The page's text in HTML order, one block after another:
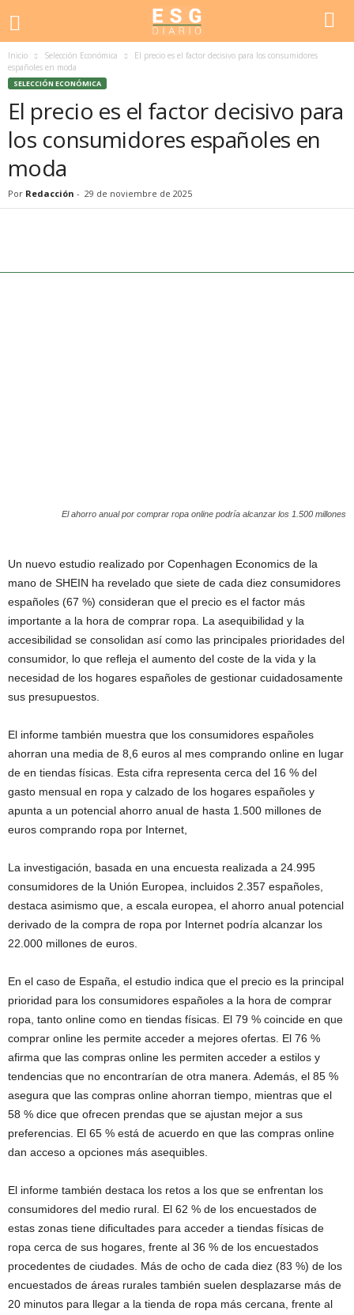
Inicio Selección Económica
El precio es el factor decisivo para los consumidores
españoles en moda
SELECCIÓN ECONÓMICA
El precio es el factor decisivo para
los consumidores españoles en
moda
Por Redacción - 29 de noviembre de 2025
El ahorro anual por comprar ropa online podría alcanzar los 1.500 millones
Un nuevo estudio realizado por Copenhagen Economics de la
mano de SHEIN ha revelado que siete de cada diez consumidores
españoles (67 %) consideran que el precio es el factor más
importante a la hora de comprar ropa. La asequibilidad y la
accesibilidad se consolidan así como las principales prioridades del
consumidor, lo que refleja el aumento del coste de la vida y la
necesidad de los hogares españoles de gestionar cuidadosamente
sus presupuestos.
El informe también muestra que los consumidores españoles
ahorran una media de 8,6 euros al mes comprando online en lugar
de en tiendas físicas. Esta cifra representa cerca del 16 % del
gasto mensual en ropa y calzado de los hogares españoles y
apunta a un potencial ahorro anual de hasta 1.500 millones de
euros comprando ropa por Internet,
La investigación, basada en una encuesta realizada a 24.995
consumidores de la Unión Europea, incluidos 2.357 españoles,
destaca asimismo que, a escala europea, el ahorro anual potencial
derivado de la compra de ropa por Internet podría alcanzar los
22.000 millones de euros.
En el caso de España, el estudio indica que el precio es la principal
prioridad para los consumidores españoles a la hora de comprar
ropa, tanto online como en tiendas físicas. El 79 % coincide en que
comprar online les permite acceder a mejores ofertas. El 76 %
afirma que las compras online les permiten acceder a estilos y
tendencias que no encontrarían de otra manera. Además, el 85 %
asegura que las compras online ahorran tiempo, mientras que el
58 % dice que ofrecen prendas que se ajustan mejor a sus
preferencias. El 65 % está de acuerdo en que las compras online
dan acceso a opciones más asequibles.
El informe también destaca los retos a los que se enfrentan los
consumidores del medio rural. El 62 % de los encuestados de
estas zonas tiene dificultades para acceder a tiendas físicas de
ropa cerca de sus hogares, frente al 36 % de los encuestados
procedentes de ciudades. Más de ocho de cada diez (83 %) de los
encuestados de áreas rurales también suelen desplazarse más de
20 minutos para llegar a la tienda de ropa más cercana, frente al